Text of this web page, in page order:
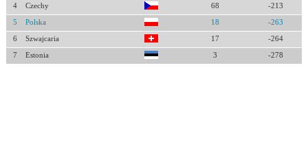
4 Czechy 68 -213
5 Polska 18 -263
6 Szwajcaria 17 -264
7 Estonia 3 -278